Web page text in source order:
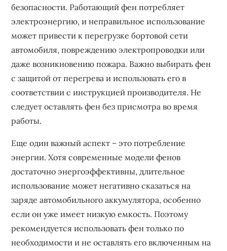
безопасности. Работающий фен потребляет
электроэнергию, и неправильное использование
может привести к перегрузке бортовой сети
автомобиля, повреждению электропроводки или
даже возникновению пожара. Важно выбирать фен
с защитой от перегрева и использовать его в
соответствии с инструкцией производителя. Не
следует оставлять фен без присмотра во время
работы.
Еще один важный аспект – это потребление
энергии. Хотя современные модели фенов
достаточно энергоэффективны, длительное
использование может негативно сказаться на
заряде автомобильного аккумулятора, особенно
если он уже имеет низкую емкость. Поэтому
рекомендуется использовать фен только по
необходимости и не оставлять его включенным на